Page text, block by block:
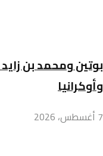
بوتين ومحمد بن
وأوكرانيا
7 أغسطس، 2026